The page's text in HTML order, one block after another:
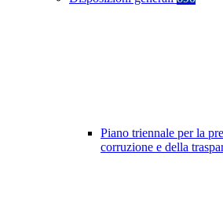
Piano triennale per la
corruzione e della